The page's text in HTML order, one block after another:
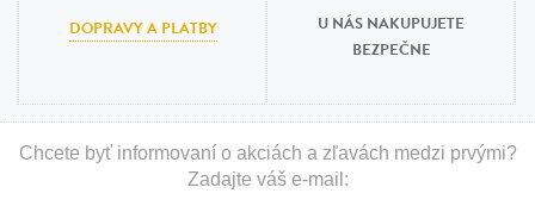
DOPRAVY A PLATBY
U NÁS NAKUPUJETE
BEZPEČNE
Chcete byť informovaní o akciách a zľavách medzi prvými?
Zadajte váš e-mail: